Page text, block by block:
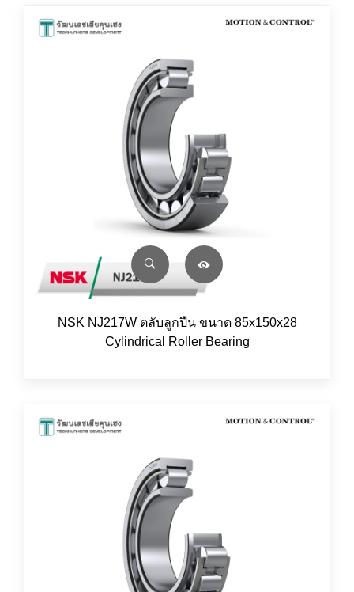
NSK NJ217W ตลับลูกปืน ขนาด 85x150x28
Cylindrical Roller Bearing